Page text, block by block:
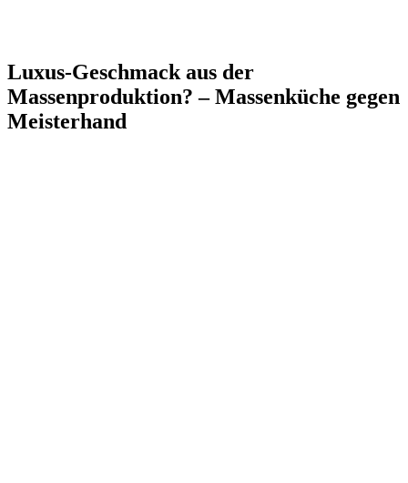
Luxus-Geschmack aus der
Massenproduktion? – Massenküche gegen
Meisterhand